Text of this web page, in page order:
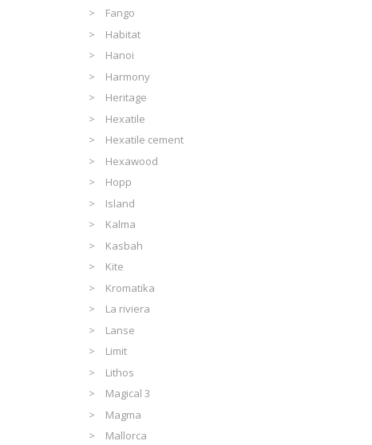
Fango
Habitat
Hanoi
Harmony
Heritage
Hexatile
Hexatile cement
Hexawood
Hopp
Island
Kalma
Kasbah
Kite
Kromatika
La riviera
Lanse
Limit
Lithos
Magical 3
Magma
Mallorca